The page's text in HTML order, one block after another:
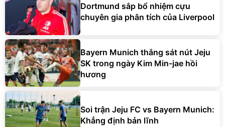
Dortmund sắp bổ nhiệm cựu
chuyên gia phân tích của Liverpool
Bayern Munich thắng sát nút Jeju
SK trong ngày Kim Min-jae hồi
hương
Soi trận Jeju FC vs Bayern Munich:
Khẳng định bản lĩnh